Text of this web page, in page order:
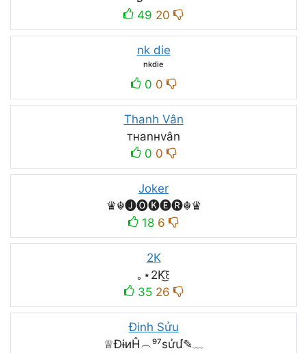
49 20
nk die
ⁿᵏᵈⁱᵉ
0 0
Thanh Vân
тнanнvân
0 0
Joker
♛☬🅙🅞🅚🅔🅡☬♛
18 6
2K
｡⋆2K͜͡꒰
35 26
Đinh Sửu
♕ĐɨиĤ︵⁹⁷ѕửմ✎﹏